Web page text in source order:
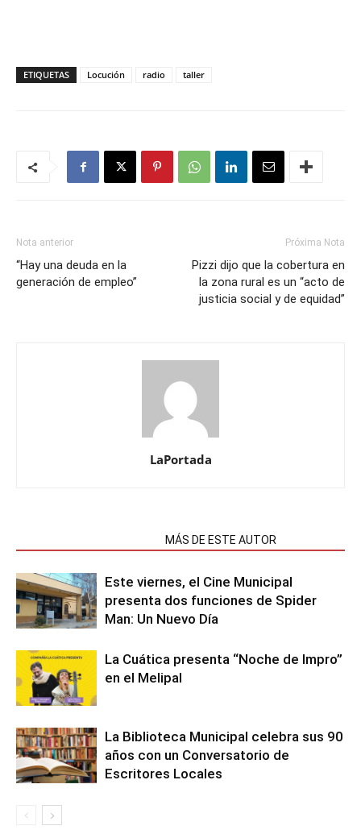
ETIQUETAS Locución radio taller
Nota anterior
“Hay una deuda en la
generación de empleo”
Próxima Nota
Pizzi dijo que la cobertura en
la zona rural es un “acto de
justicia social y de equidad”
LaPortada
MÁS DE ESTE AUTOR
Este viernes, el Cine Municipal
presenta dos funciones de Spider
Man: Un Nuevo Día
La Cuática presenta “Noche de Impro”
en el Melipal
La Biblioteca Municipal celebra sus 90
años con un Conversatorio de
Escritores Locales